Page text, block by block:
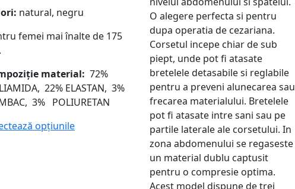
natural, negru
femei mai înalte de 175
material: 72%
22% ELASTAN, 3%
3% POLIURETAN
opțiunile
O alegere perfecta si pentru
dupa operatia de cezariana.
Corsetul incepe chiar de sub
piept, unde pot fi atasate
bretelele detasabile si reglabile
pentru a preveni alunecarea sau
frecarea materialului. Bretelele
pot fi atasate intre sani sau pe
partile laterale ale corsetului. In
zona abdomenului se regaseste
un material dublu captusit
pentru o compresie optima.
Acest model dispune de trei